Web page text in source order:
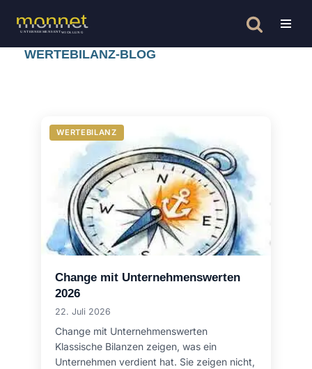
Zum
springen
WERTEBILANZ-BLOG
WERTEBILANZ
Change mit Unternehmenswerten
2026
22. Juli 2026
Change mit Unternehmenswerten
Klassische Bilanzen zeigen, was ein
Unternehmen verdient hat. Sie zeigen nicht,